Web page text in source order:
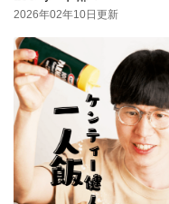
2026年02年10日更新